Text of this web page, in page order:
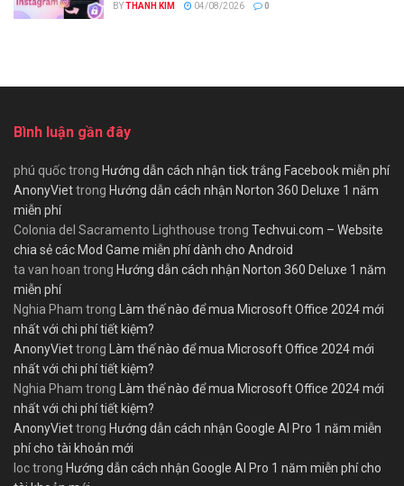
BYTHANH KIM 04/08/2026 0
Bình luận gần đây
phú quốctrong Hướng dẫn cách nhận tick trắng Facebook miễn phí
AnonyViettrong Hướng dẫn cách nhận Norton 360 Deluxe 1 năm
miễn phí
Colonia del Sacramento Lighthouse trong Techvui.com – Website
chia sẻ các Mod Game miễn phí dành cho Android
ta van hoan trong Hướng dẫn cách nhận Norton 360 Deluxe 1 năm
miễn phí
Nghia Pham trong Làm thế nào để mua Microsoft Office 2024 mới
nhất với chi phí tiết kiệm?
AnonyViettrong Làm thế nào để mua Microsoft Office 2024 mới
nhất với chi phí tiết kiệm?
Nghia Pham trong Làm thế nào để mua Microsoft Office 2024 mới
nhất với chi phí tiết kiệm?
AnonyViettrong Hướng dẫn cách nhận Google AI Pro 1 năm miễn
phí cho tài khoản mới
loctrong Hướng dẫn cách nhận Google AI Pro 1 năm miễn phí cho